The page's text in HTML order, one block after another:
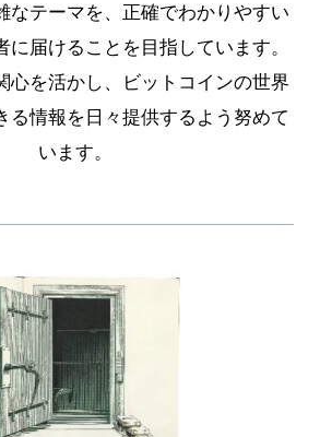
なテーマを、正確でわかりやすい
届けることを目指しています。
心を活かし、ビットコインの世界
る情報を日々提供するよう努めて
います。